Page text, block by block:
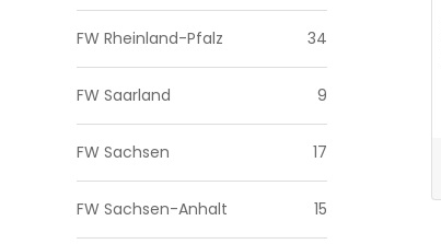
FW Rheinland-Pfalz 34
FW Saarland 9
FW Sachsen 17
FW Sachsen-Anhalt 15